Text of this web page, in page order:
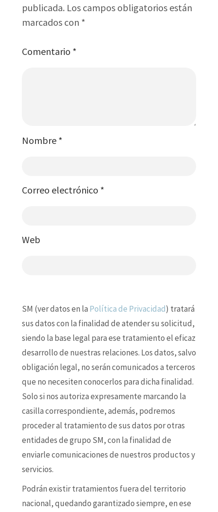
publicada. Los campos obligatorios están
marcados con *
Comentario *
Nombre *
Correo electrónico *
Web
SM (ver datos en la Política de Privacidad) tratará
sus datos con la finalidad de atender su solicitud,
siendo la base legal para ese tratamiento el eficaz
desarrollo de nuestras relaciones. Los datos, salvo
obligación legal, no serán comunicados a terceros
que no necesiten conocerlos para dicha finalidad.
Solo si nos autoriza expresamente marcando la
casilla correspondiente, además, podremos
proceder al tratamiento de sus datos por otras
entidades de grupo SM, con la finalidad de
enviarle comunicaciones de nuestros productos y
servicios.
Podrán existir tratamientos fuera del territorio
nacional, quedando garantizado siempre, en ese